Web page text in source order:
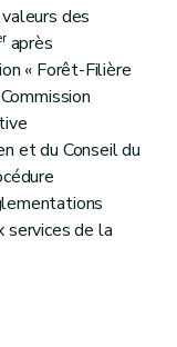
des
après
« Forêt-Filière
et du Conseil du
services de la